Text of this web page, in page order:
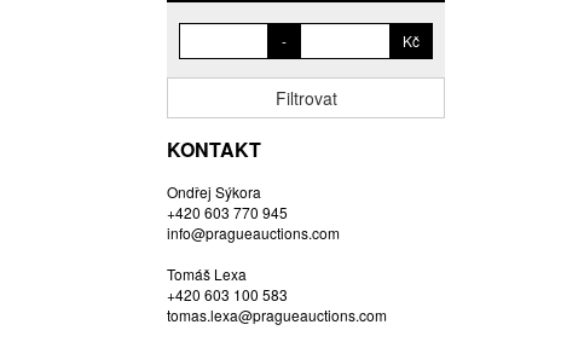
BARTKO MAREK
BARTOŇ DAVID
BASTL ROMAN
BAUCH JAN
BAUER VL.
BEDNÁŘOVÁ EVA
BĚHAL DOMINIK
- Kč
Filtrovat
KONTAKT
Ondřej Sýkora
+420 603 770 945
info@pragueauctions.com
Tomáš Lexa
+420 603 100 583
tomas.lexa@pragueauctions.com